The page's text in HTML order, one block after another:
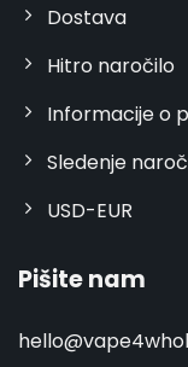
Dostava
Hitro naročilo
Informacije o
Sledenje
USD-EUR
Pišite nam